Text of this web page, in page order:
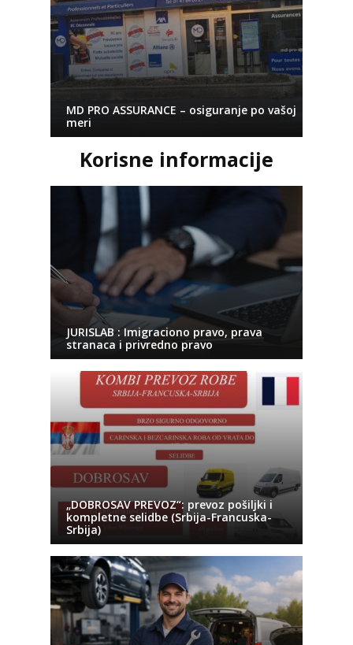
MD PRO ASSURANCE – osiguranje po vašoj
meri
Korisne informacije
JURISLAB : Imigraciono pravo, prava
stranaca i privredno pravo
„DOBROSAV PREVOZ“: prevoz pošiljki i
kompletne selidbe (Srbija-Francuska-
Srbija)